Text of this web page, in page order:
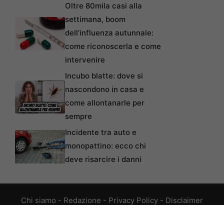
Oltre 80mila casi alla
settimana, boom
dell’influenza autunnale:
come riconoscerla e come
intervenire
Incubo blatte: dove si
nascondono in casa e
come allontanarle per
sempre
Incidente tra auto e
monopattino: ecco chi
deve risarcire i danni
Chi siamo - Redazione - Privacy Policy - Disclaimer